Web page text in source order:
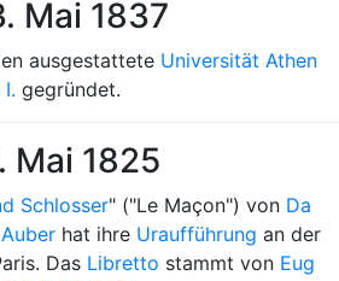
Mai 1837
ausgestattete Universität Athen
gegründet.
Mai 1825
Schlosser" ("Le Maçon") von Da
hat ihre Uraufführung an der
Das Libretto stammt von Eug